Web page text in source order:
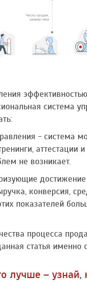
система
- система
аттестации и
не возникает.
конверсия,
показателей
процесса
статья именно
лучше – узнай,